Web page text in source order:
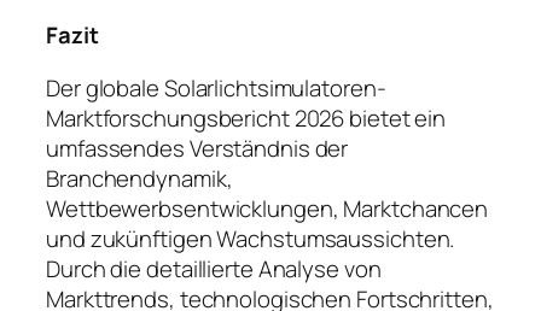
Fazit
Der globale Solarlichtsimulatoren-
Marktforschungsbericht 2026 bietet ein
umfassendes Verständnis der
Branchendynamik,
Wettbewerbsentwicklungen, Marktchancen
und zukünftigen Wachstumsaussichten.
Durch die detaillierte Analyse von
Markttrends, technologischen Fortschritten,